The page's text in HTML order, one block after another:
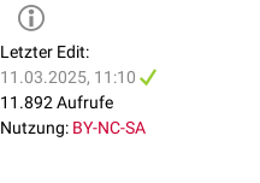
Letzter Edit:
11.03.2025, 11:10
11.892 Aufrufe
Nutzung: BY-NC-SA